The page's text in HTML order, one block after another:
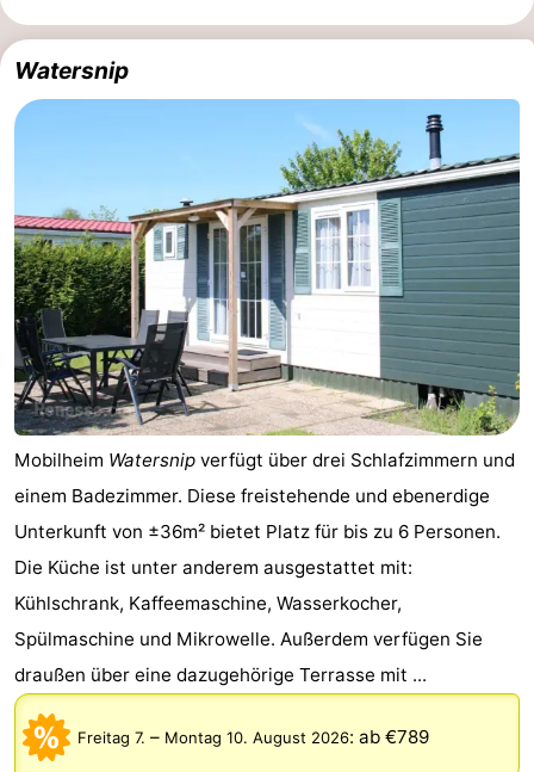
Watersnip
Mobilheim Watersnip verfügt über drei Schlafzimmern und
einem Badezimmer. Diese freistehende und ebenerdige
Unterkunft von ±36m² bietet Platz für bis zu 6 Personen.
Die Küche ist unter anderem ausgestattet mit:
Kühlschrank, Kaffeemaschine, Wasserkocher,
Spülmaschine und Mikrowelle. Außerdem verfügen Sie
draußen über eine dazugehörige Terrasse mit ...
Freitag 7. – Montag 10. August 2026: ab €789